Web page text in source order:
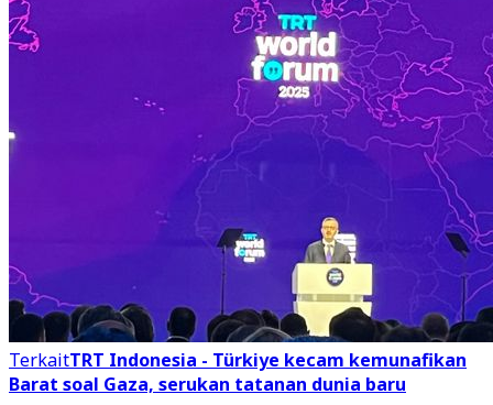
TerkaitTRT Indonesia - Türkiye kecam kemunafikan
Barat soal Gaza, serukan tatanan dunia baru